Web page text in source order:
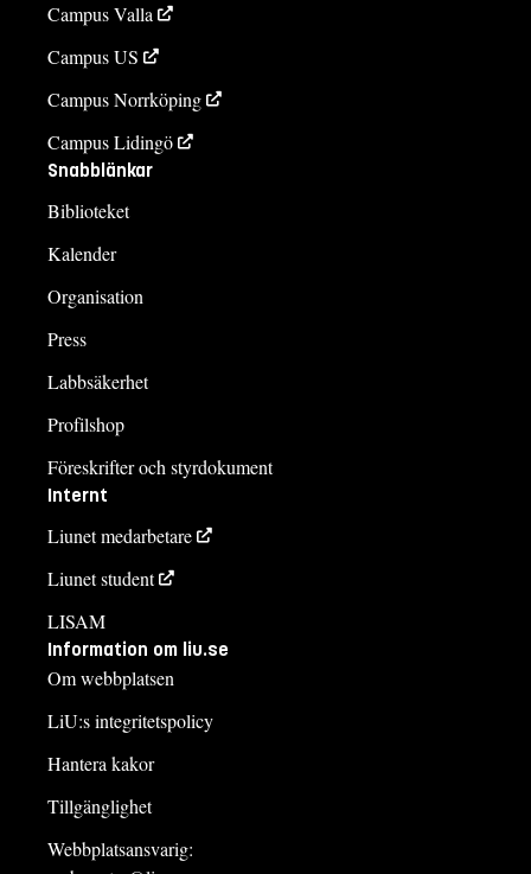
Campus Valla
Campus US
Campus Norrköping
Campus Lidingö
Snabblänkar
Biblioteket
Kalender
Organisation
Press
Labbsäkerhet
Profilshop
Föreskrifter och styrdokument
Internt
Liunet medarbetare
Liunet student
LISAM
Information om liu.se
Om webbplatsen
LiU:s integritetspolicy
Hantera kakor
Tillgänglighet
Webbplatsansvarig: